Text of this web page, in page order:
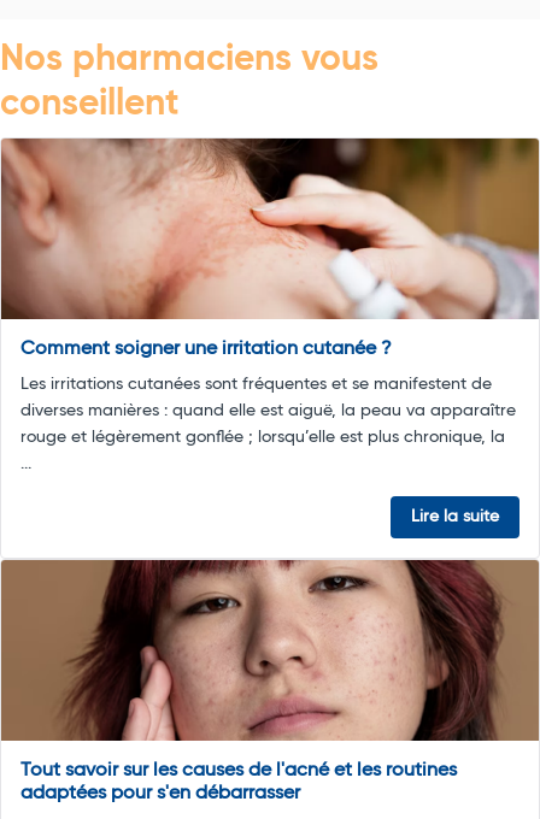
Nos pharmaciens vous
conseillent
Comment soigner une irritation cutanée ?
Les irritations cutanées sont fréquentes et se manifestent de
diverses manières : quand elle est aiguë, la peau va apparaître
rouge et légèrement gonflée ; lorsqu’elle est plus chronique, la
...
Lire la suite
Tout savoir sur les causes de l'acné et les routines
adaptées pour s'en débarrasser